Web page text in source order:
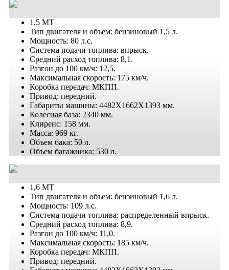
1,5 MT
Тип двигателя и объем: бензиновый 1,5 л.
Мощность: 80 л.с.
Система подачи топлива: впрыск.
Средний расход топлива: 8,1.
Разгон до 100 км/ч: 12,5.
Максимальная скорость: 175 км/ч.
Коробка передач: МКПП.
Привод: передний.
Габариты машины: 4482X1662X1393 мм.
Колесная база: 2340 мм.
Клиренс: 158 мм.
Масса: 969 кг.
Объем бака: 50 л.
Объем багажника: 530 л.
1,6 MT
Тип двигателя и объем: бензиновый 1,6 л.
Мощность: 109 л.с.
Система подачи топлива: распределенный впрыск.
Средний расход топлива: 8,9.
Разгон до 100 км/ч: 11,0.
Максимальная скорость: 185 км/ч.
Коробка передач: МКПП.
Привод: передний.